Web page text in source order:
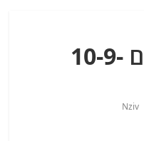
מבזקי חדשות ליום 10-9-
Nziv